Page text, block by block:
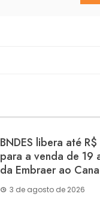
BNDES libera até
para a venda de 19
da Embraer ao
3 de agosto de 2026